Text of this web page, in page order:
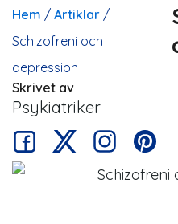
Hem / Artiklar /
Schizofreni och
depression
Skrivet av
Psykiatriker